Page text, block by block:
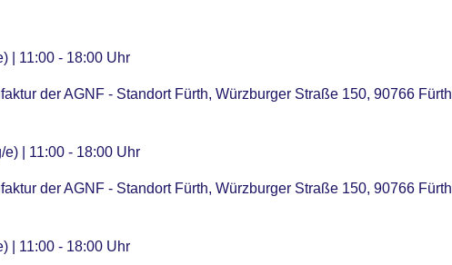
| 11:00 - 18:00 Uhr
der AGNF - Standort Fürth, Würzburger Straße 150, 90766 Fürth
e) | 11:00 - 18:00 Uhr
der AGNF - Standort Fürth, Würzburger Straße 150, 90766 Fürth
| 11:00 - 18:00 Uhr